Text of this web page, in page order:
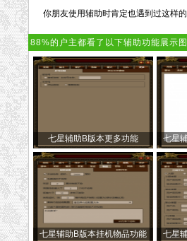
你朋友使用辅助时肯定也遇到过这样
88%的户主都看了以下辅助功能展示图
七星辅助B版本更多功能 七星
七星辅助B版本挂机物品功能 七星